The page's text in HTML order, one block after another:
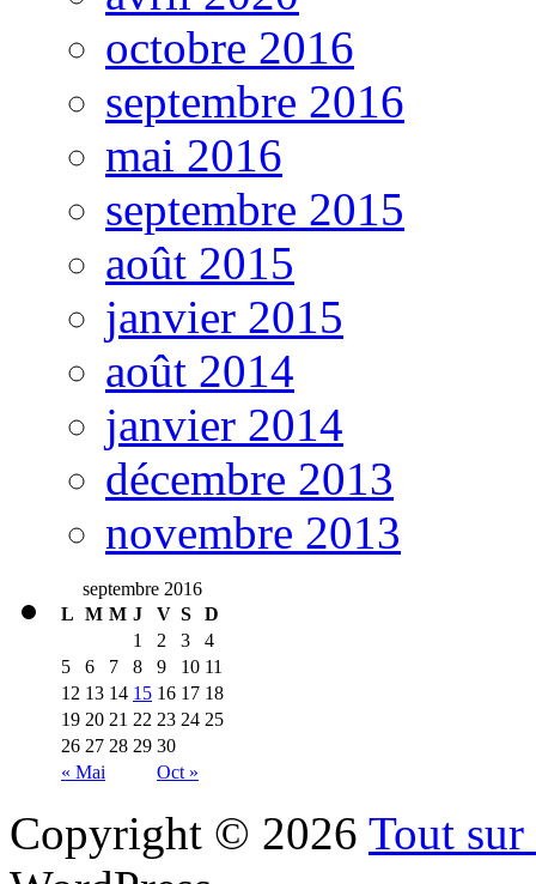
octobre 2016
septembre 2016
mai 2016
septembre 2015
août 2015
janvier 2015
août 2014
janvier 2014
décembre 2013
novembre 2013
septembre 2016
L M M J V S D
« Mai Oct »
1 2 3
4
5
6 7 8 9 10 11
12 13 14 15 16 17 18
19 20 21 22 23 24 25
26 27 28 29 30
Copyright © 2026 Tout